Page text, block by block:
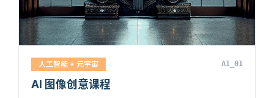
人工智能 + 元宇宙 AI_01
AI 图像创意课程